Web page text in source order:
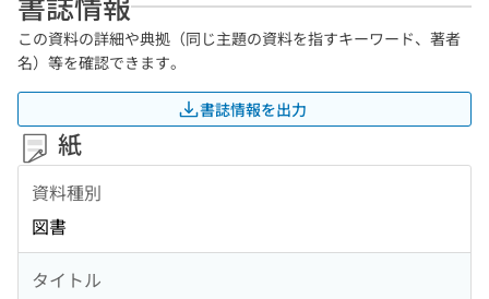
この資料の詳細や典拠（同じ主題の資料を指すキーワード、著者
名）等を確認できます。
書誌情報を出力
紙
資料種別
図書
タイトル